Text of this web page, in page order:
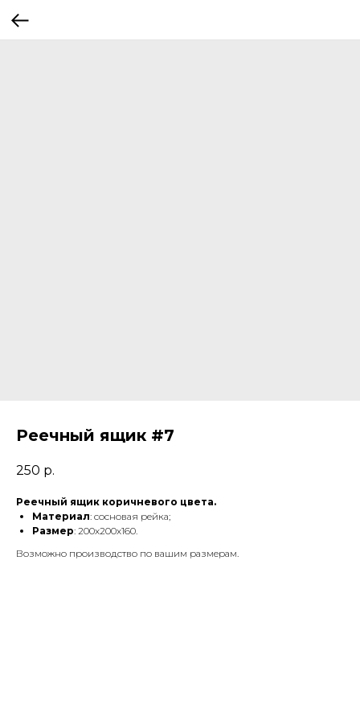
Реечный ящик #7
250 р.
Реечный ящик коричневого цвета.
Материал: сосновая рейка;
Размер: 200х200х160.
Возможно производство по вашим размерам.